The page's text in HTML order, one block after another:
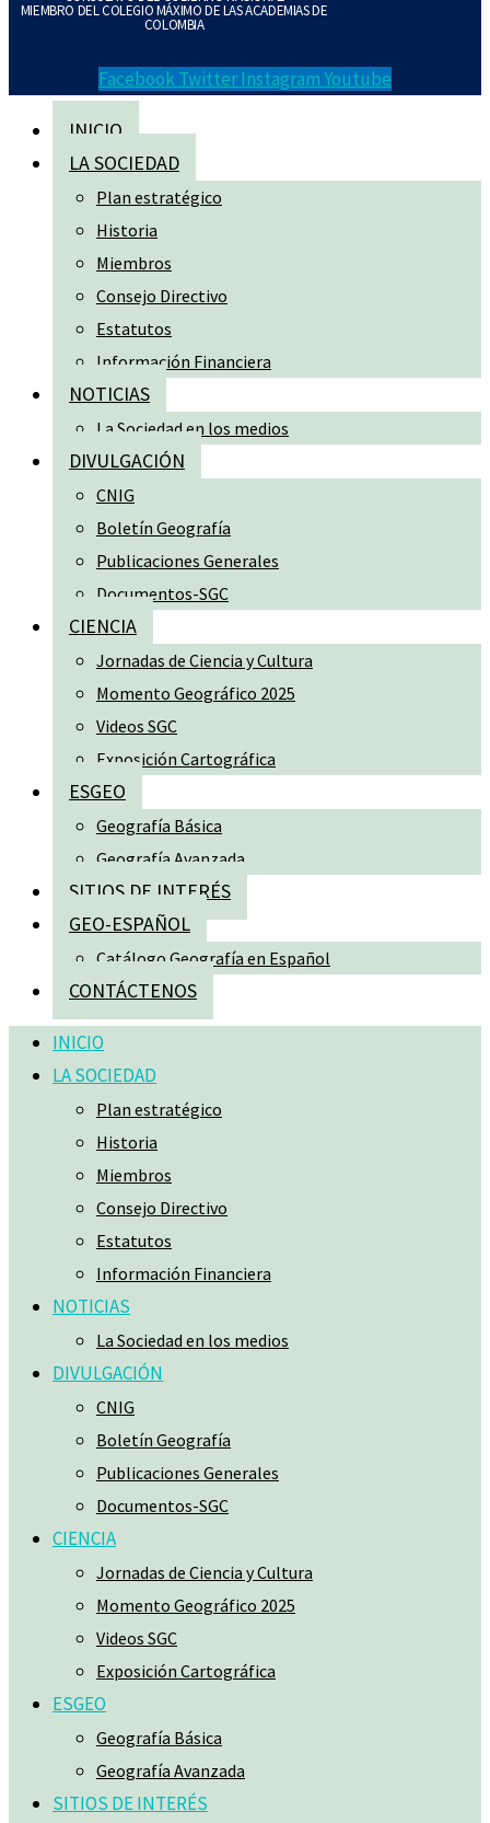
MIEMBRO DEL COLEGIO MÁXIMO DE LAS ACADEMIAS DE
COLOMBIA
Facebook Twitter InstagramYoutube
INICIO
LA SOCIEDAD
Plan estratégico
Historia
Miembros
Consejo Directivo
Estatutos
Información Financiera
NOTICIAS
La Sociedad en los medios
DIVULGACIÓN
CNIG
Boletín Geografía
Publicaciones Generales
Documentos-SGC
CIENCIA
Jornadas de Ciencia y Cultura
Momento Geográfico 2025
Videos SGC
Exposición Cartográfica
ESGEO
Geografía Básica
Geografía Avanzada
SITIOS DE INTERÉS
GEO-ESPAÑOL
Catálogo Geografía en Español
CONTÁCTENOS
INICIO
LA SOCIEDAD
Plan estratégico
Historia
Miembros
Consejo Directivo
Estatutos
Información Financiera
NOTICIAS
La Sociedad en los medios
DIVULGACIÓN
CNIG
Boletín Geografía
Publicaciones Generales
Documentos-SGC
CIENCIA
Jornadas de Ciencia y Cultura
Momento Geográfico 2025
Videos SGC
Exposición Cartográfica
ESGEO
Geografía Básica
Geografía Avanzada
SITIOS DE INTERÉS